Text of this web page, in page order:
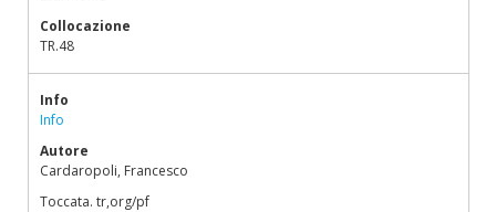
Collocazione
TR.48
Info
Info
Autore
Cardaropoli, Francesco
Toccata. tr,org/pf